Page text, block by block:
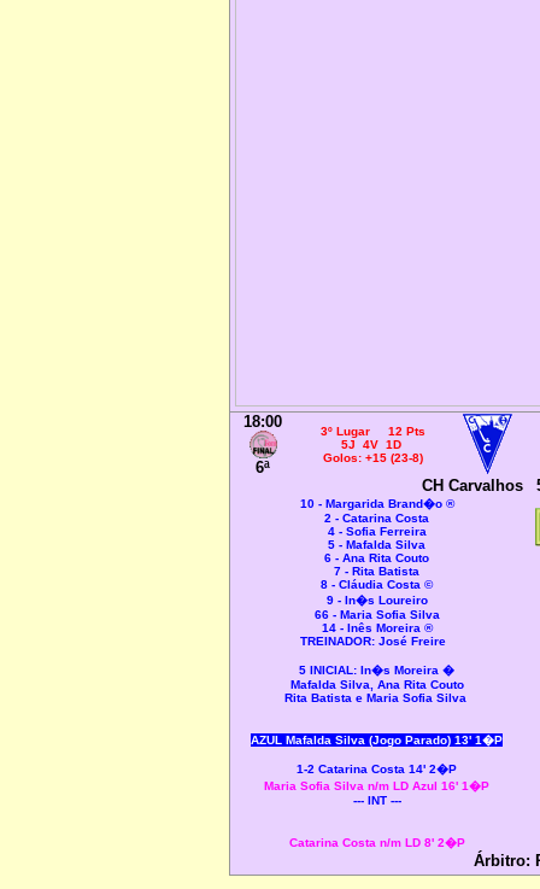
18:00
6ª
3º Lugar 12 Pts
5J 4V 1D
Golos: +15 (23-8)
CH Carvalhos
10 - Margarida Brand�o ®
2 - Catarina Costa
4 - Sofia Ferreira
5 - Mafalda Silva
6 - Ana Rita Couto
7 - Rita Batista
8 - Cláudia Costa ©
9 - In�s Loureiro
66 - Maria Sofia Silva
14 - Inês Moreira ®
TREINADOR: José Freire
5 INICIAL: In�s Moreira �
Mafalda Silva, Ana Rita Couto
Rita Batista e Maria Sofia Silva
AZUL Mafalda Silva (Jogo Parado) 13' 1�P
1-2 Catarina Costa 14' 2�P
Maria Sofia Silva n/m LD Azul 16' 1�P
--- INT ---
Catarina Costa n/m LD 8' 2�P
Árbitro: